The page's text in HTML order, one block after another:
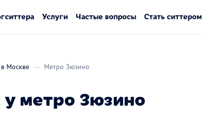
Услуги Частые вопросы Стать ситтером
Москве Метро Зюзино
метро Зюзино